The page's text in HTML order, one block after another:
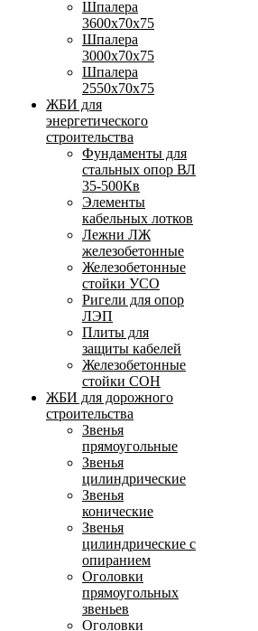
Шпалера
3600х70х75
Шпалера
3000х70х75
Шпалера
2550х70х75
ЖБИ для
энергетического
строительства
Фундаменты для
стальных опор ВЛ
35-500Кв
Элементы
кабельных лотков
Лежни ЛЖ
железобетонные
Железобетонные
стойки УСО
Ригели для опор
ЛЭП
Плиты для
защиты кабелей
Железобетонные
стойки СОН
ЖБИ для дорожного
строительства
Звенья
прямоугольные
Звенья
цилиндрические
Звенья
конические
Звенья
цилиндрические с
опиранием
Оголовки
прямоугольных
звеньев
Оголовки